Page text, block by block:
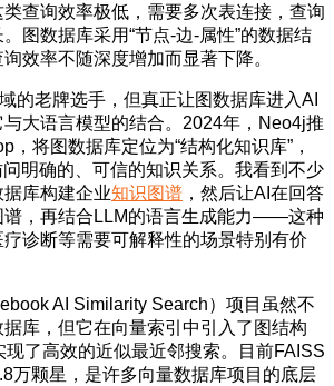
查询效率极低，需要多次表连接，查询
图数据库采用“节点-边-属性”的数据结
效率不随深度增加而显著下降。
的老牌选手，但真正让图数据库进入AI
大语言模型的结合。2024年，Neo4j推
，将图数据库定位为“结构化知识库”，
明确的、可信的知识关系。我看到不少
库构建企业知识图谱 ，然后让AI在回答
谱，再结合LLM的语言生成能力——这种
诊断等需要可解释性的场景特别有价
AI Similarity Search）项目虽然不
库，但它在向量索引中引入了图结构
现了高效的近似最近邻搜索。目前FAISS
万颗星，是许多向量数据库项目的底层